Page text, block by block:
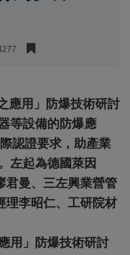
用」防爆技術研討